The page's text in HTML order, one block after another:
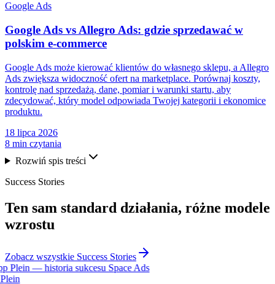
Google Ads
Google Ads vs Allegro Ads: gdzie sprzedawać w
polskim e-commerce
Google Ads może kierować klientów do własnego sklepu, a Allegro
Ads zwiększa widoczność ofert na marketplace. Porównaj koszty,
kontrolę nad sprzedażą, dane, pomiar i warunki startu, aby
zdecydować, który model odpowiada Twojej kategorii i ekonomice
produktu.
18 lipca 2026
8 min czytania
Rozwiń spis treści
Success Stories
Ten sam standard działania, różne modele
wzrostu
Zobacz wszystkie Success Stories